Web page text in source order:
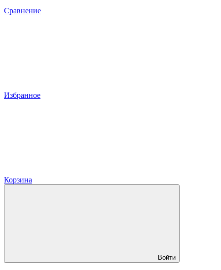
Сравнение
Избранное
Корзина
Войти